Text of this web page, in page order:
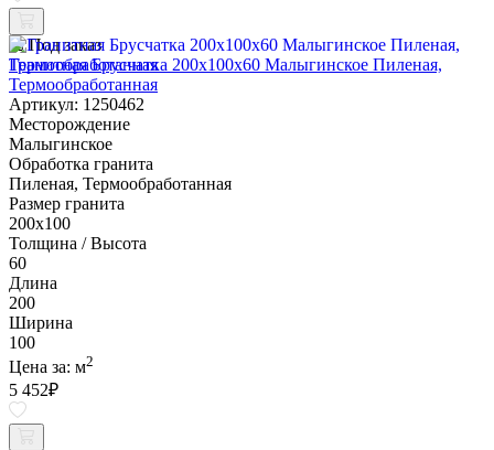
Под заказ
Гранитная Брусчатка 200х100x60 Малыгинское Пиленая,
Термообработанная
Артикул: 1250462
Месторождение
Малыгинское
Обработка гранита
Пиленая, Термообработанная
Размер гранита
200х100
Толщина / Высота
60
Длина
200
Ширина
100
Цена за: м2
5 452₽